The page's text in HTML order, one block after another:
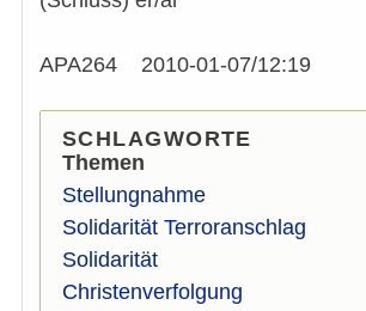
APA264 2010-01-07/12:19
SCHLAGWORTE
Themen
Stellungnahme
Solidarität Terroranschlag
Solidarität
Christenverfolgung